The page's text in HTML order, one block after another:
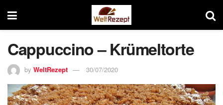
Cappuccino – Krümeltorte
by WeltRezept 30/07/2020